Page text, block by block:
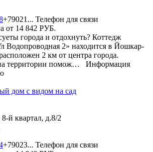
+79021... Телефон для связи
от 14 842 РУБ.
города и отдохнуть? Коттедж
Водопроводная 2» находится в Йошкар-
2 км от центра города.
территории помож… Информация
дом с видом на сад
й квартал, д.8/2
+79023... Телефон для связи